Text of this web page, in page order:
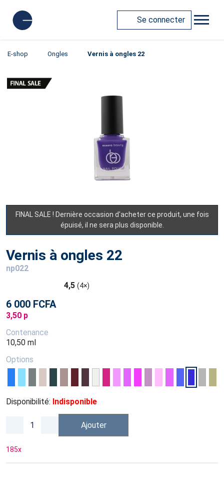
Se connecter
E-shop Ongles Vernis à ongles 22
FINAL SALE ! Dernière occasion d'acheter ce produit, une fois
épuisé, il ne sera plus disponible.
Vernis à ongles 22
np022
4,5 (4×)
6 000 FCFA
3,50 p
Contenance
10,50 ml
Options
Disponibilité: Indisponible
Ajouter
185x